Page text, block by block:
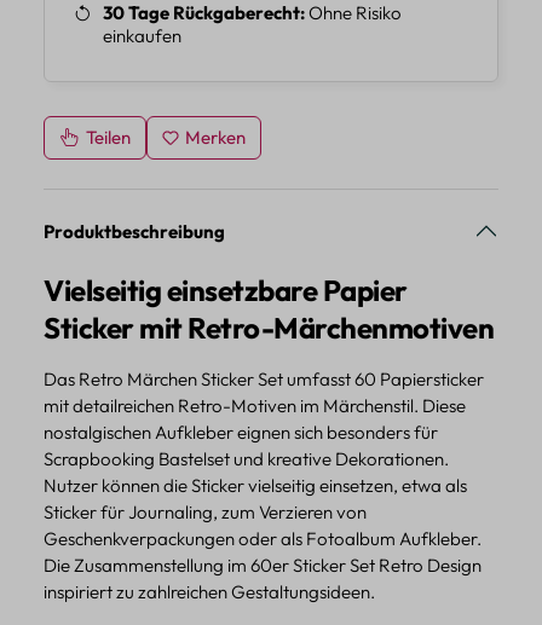
30 Tage Rückgaberecht Ohne Risiko
einkaufen
Teilen Merken
Produktbeschreibung
Vielseitig einsetzbare Papier
Sticker mit Retro-Märchenmotiven
Das Retro Märchen Sticker Set umfasst 60 Papiersticker
mit detailreichen Retro-Motiven im Märchenstil. Diese
nostalgischen Aufkleber eignen sich besonders für
Scrapbooking Bastelset und kreative Dekorationen.
Nutzer können die Sticker vielseitig einsetzen, etwa als
Sticker für Journaling, zum Verzieren von
Geschenkverpackungen oder als Fotoalbum Aufkleber.
Die Zusammenstellung im 60er Sticker Set Retro Design
inspiriert zu zahlreichen Gestaltungsideen.